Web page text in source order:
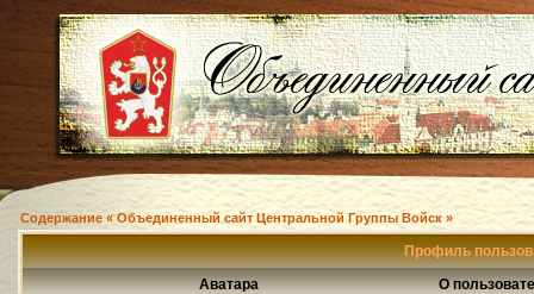
Содержание « Объединенный сайт Центральной Группы Войск »
Профиль
Аватара
О